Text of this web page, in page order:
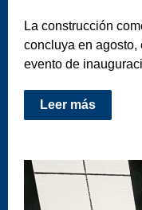
La construcción
concluya en agosto,
evento de
Leer más